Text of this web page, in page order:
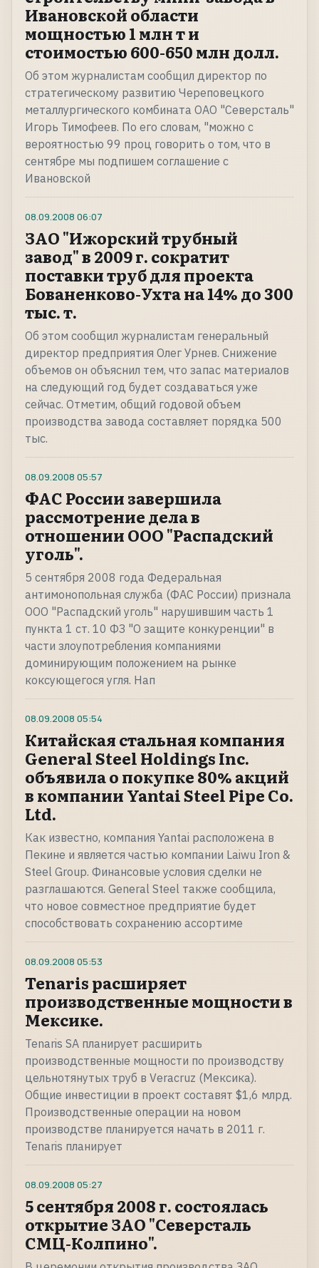
Ивановской области
мощностью 1 млн т и
стоимостью 600-650 млн долл.
Об этом журналистам сообщил директор по
стратегическому развитию Череповецкого
металлургического комбината ОАО "Северсталь"
Игорь Тимофеев. По его словам, "можно с
вероятностью 99 проц говорить о том, что в
сентябре мы подпишем соглашение с
Ивановской
08.09.2008 06:07
ЗАО "Ижорский трубный
завод" в 2009 г. сократит
поставки труб для проекта
Бованенково-Ухта на 14% до 300
тыс. т.
Об этом сообщил журналистам генеральный
директор предприятия Олег Урнев. Снижение
объемов он объяснил тем, что запас материалов
на следующий год будет создаваться уже
сейчас. Отметим, общий годовой объем
производства завода составляет порядка 500
тыс.
08.09.2008 05:57
ФАС России завершила
рассмотрение дела в
отношении ООО "Распадский
уголь".
5 сентября 2008 года Федеральная
антимонопольная служба (ФАС России) признала
ООО "Распадский уголь" нарушившим часть 1
пункта 1 ст. 10 ФЗ "О защите конкуренции" в
части злоупотребления компаниями
доминирующим положением на рынке
коксующегося угля. Нап
08.09.2008 05:54
Китайская стальная компания
General Steel Holdings Inc.
объявила о покупке 80% акций
в компании Yantai Steel Pipe Co.
Ltd.
Как известно, компания Yantai расположена в
Пекине и является частью компании Laiwu Iron &
Steel Group. Финансовые условия сделки не
разглашаются. General Steel также сообщила,
что новое совместное предприятие будет
способствовать сохранению ассортиме
08.09.2008 05:53
Tenaris расширяет
производственные мощности в
Мексике.
Tenaris SA планирует расширить
производственные мощности по производству
цельнотянутых труб в Veracruz (Мексика).
Общие инвестиции в проект составят $1,6 млрд.
Производственные операции на новом
производстве планируется начать в 2011 г.
Tenaris планирует
08.09.2008 05:27
5 сентября 2008 г. состоялась
открытие ЗАО "Северсталь
СМЦ-Колпино".